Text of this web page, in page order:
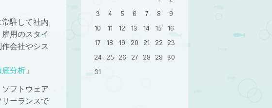
駐して社内
用のスタイ
会社やシス
底分析」
フトウェア
ーランスで
3
4 5 6 7 8
9
10
11 12 13 14 15
16
17
18 19 20 21 22
23
24
25 26 27 28 29
30
31